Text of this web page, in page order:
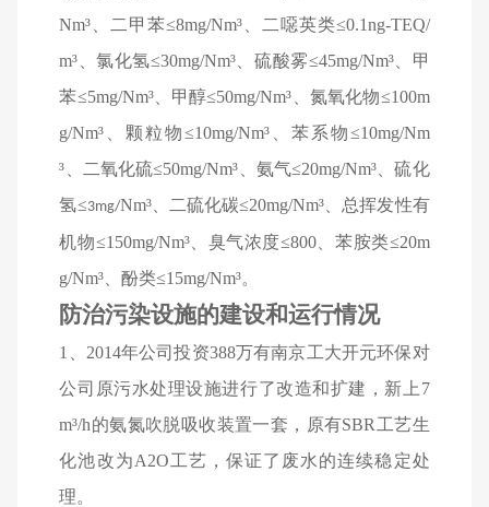
Nm³、二甲苯≤8mg/Nm³、二噁英类≤0.1ng-TEQ/
m³、氯化氢≤30mg/Nm³、硫酸雾≤45mg/Nm³、甲
苯≤5mg/Nm³、甲醇≤50mg/Nm³、氮氧化物≤100m
g/Nm³、颗粒物≤10mg/Nm³、苯系物≤10mg/Nm
³、二氧化硫≤50mg/Nm³、氨气≤20mg/Nm³、硫化
氢≤3mg/Nm³、 二硫化碳≤20mg/Nm³、 总挥发性有
机物≤150mg/Nm³、 臭气浓度≤800、 苯胺类≤20m
g/Nm³、酚类≤15mg/Nm³。
防治污染设施的建设和运行情况
1
、2014年公司投资388万有南京工大开元环保对
公司原污水处理设施进行了改造和扩建，新上7
m³/h的氨氮吹脱吸收装置一套，原有SBR工艺生
化池改为A2O工艺，保证了废水的连续稳定处
理。